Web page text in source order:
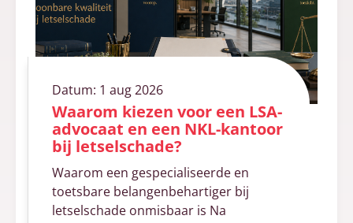
Datum: 1 aug 2026
Waarom kiezen voor een LSA-
advocaat en een NKL-kantoor
bij letselschade?
Waarom een gespecialiseerde en
toetsbare belangenbehartiger bij
letselschade onmisbaar is Na